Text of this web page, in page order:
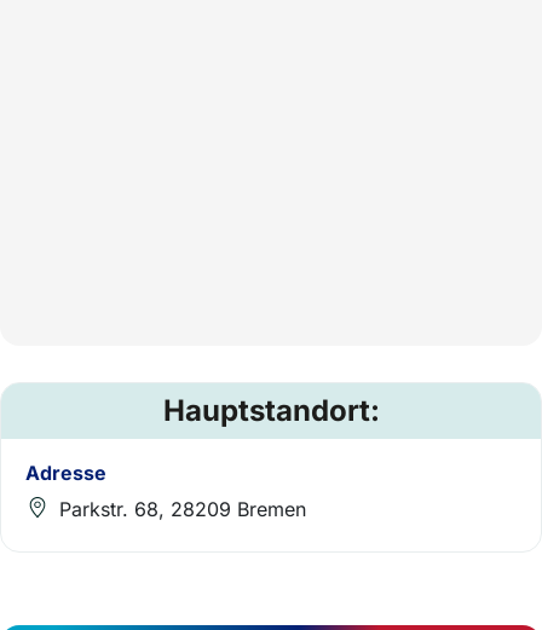
Hauptstandort:
Adresse
Parkstr. 68, 28209 Bremen